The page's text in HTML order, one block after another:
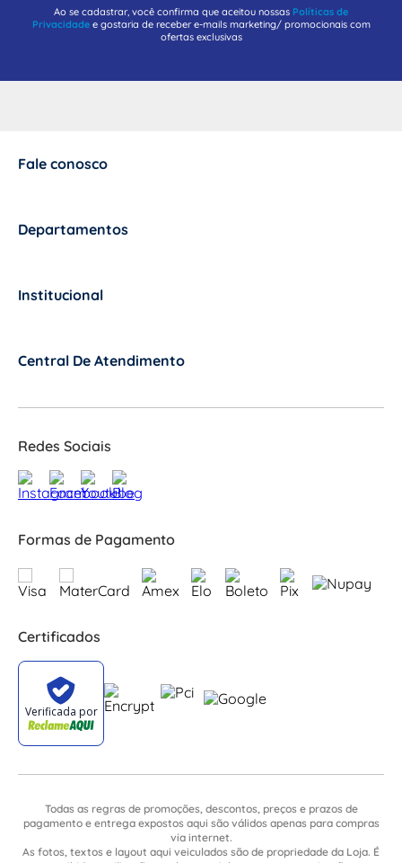
Ao se cadastrar, você confirma que aceitou nossas Políticas de
Privacidadee gostaria de receber e-mails marketing/ promocionais com
ofertas exclusivas
Fale conosco
Departamentos
Institucional
Central De Atendimento
Redes Sociais
Formas de Pagamento
Certificados
Todas as regras de promoções, descontos, preços e prazos de
pagamento e entrega expostos aqui são válidos apenas para compras
via internet.
As fotos, textos e layout aqui veiculados são de propriedade da Loja. É